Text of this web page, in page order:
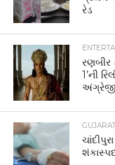
રેડ
રણબીર
1’ની